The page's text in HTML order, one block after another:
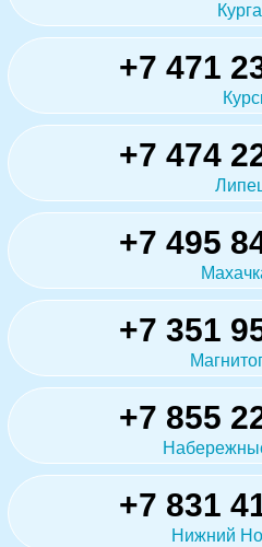
+7 471
+7 474
+7 495
+7 351
+7 855
+7 831
Нижний